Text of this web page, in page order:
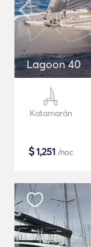
Lagoon 40
Katamarán
$1,251 /noc